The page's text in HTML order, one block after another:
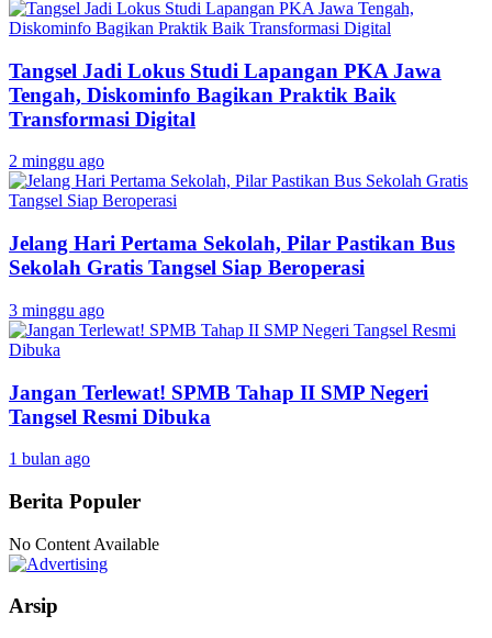
Tangsel Jadi Lokus Studi Lapangan PKA Jawa
Tengah, Diskominfo Bagikan Praktik Baik
Transformasi Digital
2 minggu ago
Jelang Hari Pertama Sekolah, Pilar Pastikan Bus
Sekolah Gratis Tangsel Siap Beroperasi
3 minggu ago
Jangan Terlewat! SPMB Tahap II SMP Negeri
Tangsel Resmi Dibuka
1 bulan ago
Berita Populer
No Content Available
Arsip